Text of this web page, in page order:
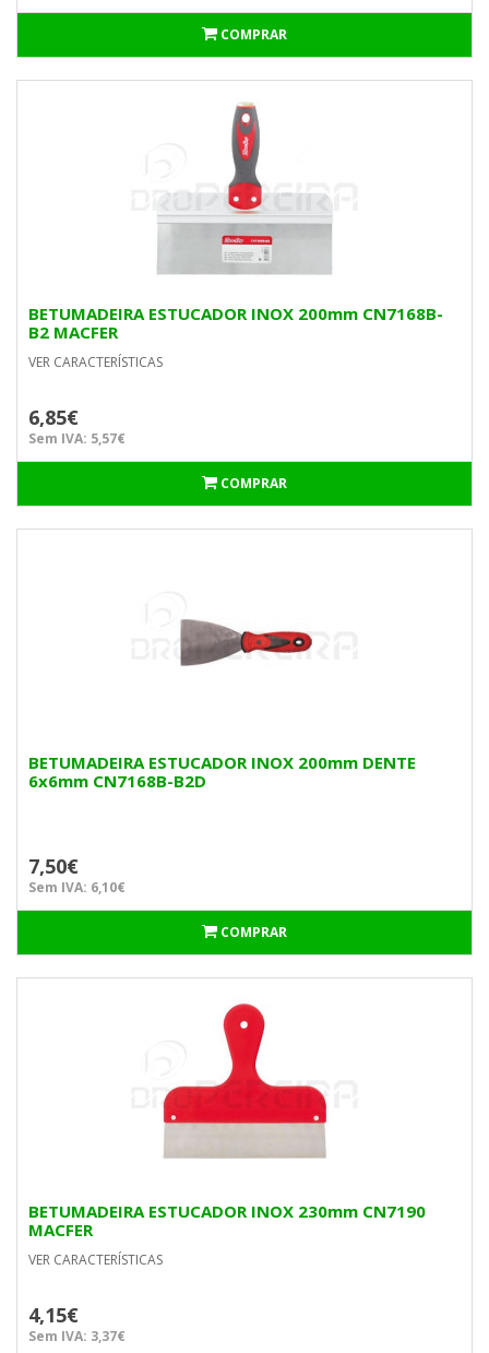
COMPRAR
BETUMADEIRA ESTUCADOR INOX 200mm CN7168B-
B2 MACFER
VER CARACTERÍSTICAS
6,85€
Sem IVA: 5,57€
COMPRAR
BETUMADEIRA ESTUCADOR INOX 200mm DENTE
6x6mm CN7168B-B2D
7,50€
Sem IVA: 6,10€
COMPRAR
BETUMADEIRA ESTUCADOR INOX 230mm CN7190
MACFER
VER CARACTERÍSTICAS
4,15€
Sem IVA: 3,37€